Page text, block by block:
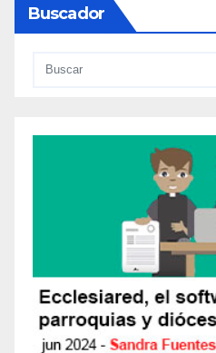
Buscador